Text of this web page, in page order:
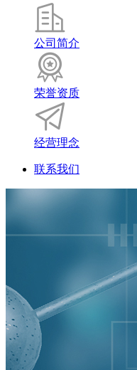
公司简介
荣誉资质
经营理念
联系我们